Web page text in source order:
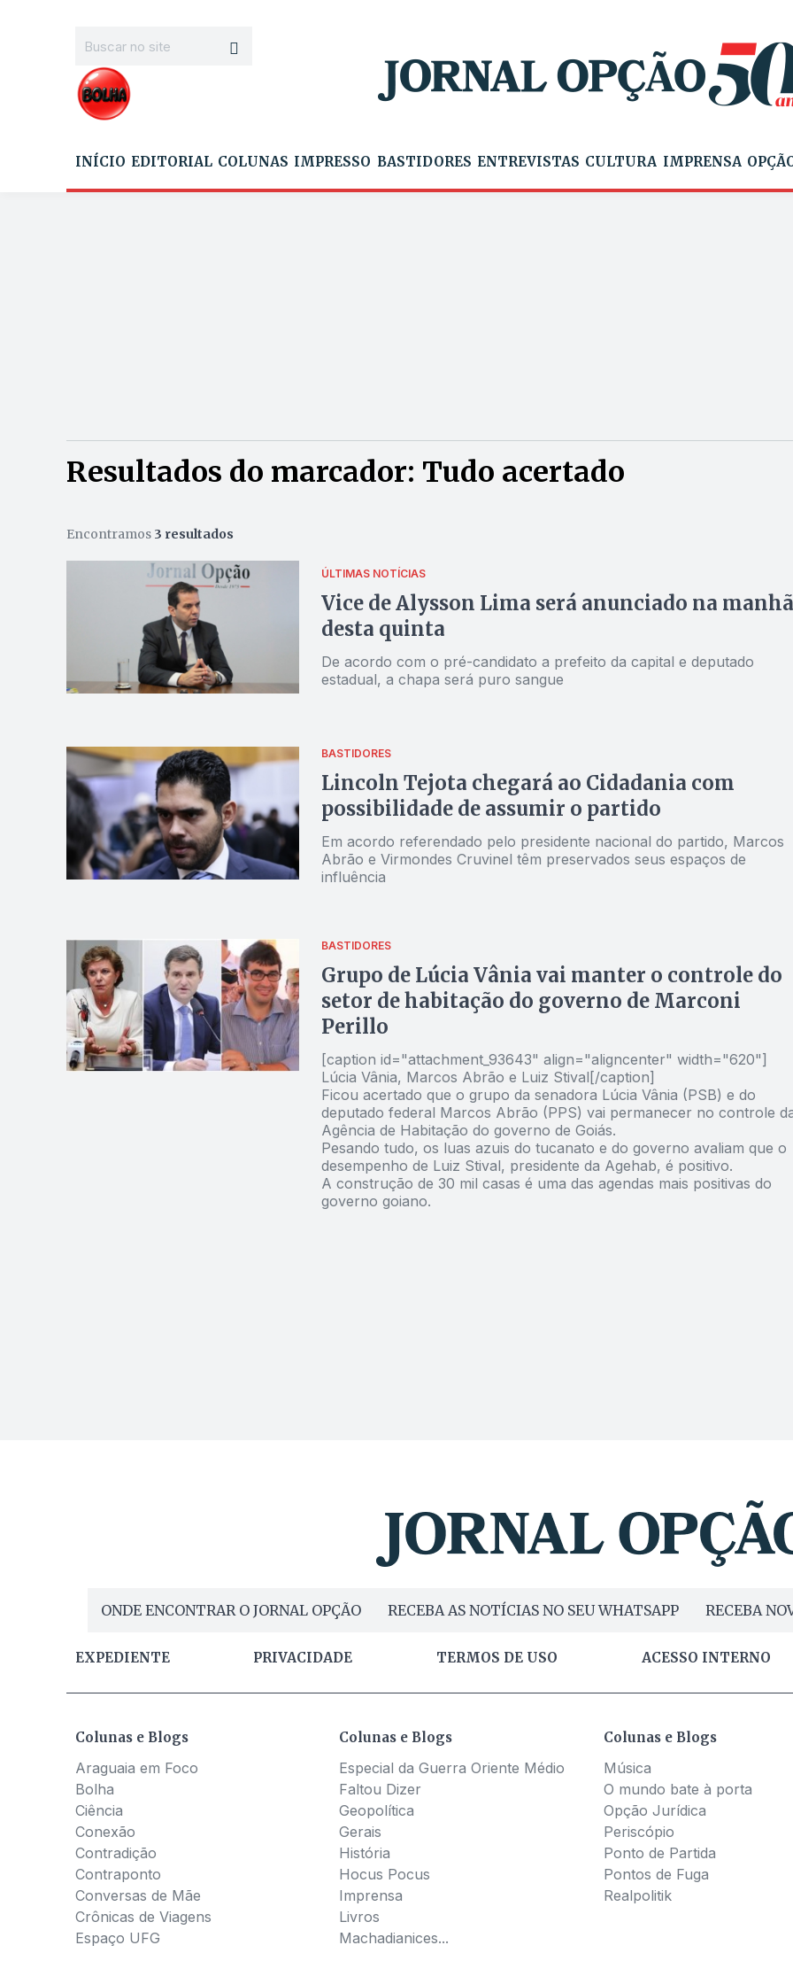
INÍCIO EDITORIAL COLUNAS IMPRESSO BASTIDORES ENTREVISTAS CULTURA IMPRENSA
Resultados do marcador: Tudo acertado
Encontramos 3 resultados
ÚLTIMAS NOTÍCIAS
Vice de Alysson Lima será anunciado na manhã
desta quinta
De acordo com o pré-candidato a prefeito da capital e deputado
estadual, a chapa será puro sangue
BASTIDORES
Lincoln Tejota chegará ao Cidadania com
possibilidade de assumir o partido
Em acordo referendado pelo presidente nacional do partido, Marcos
Abrão e Virmondes Cruvinel têm preservados seus espaços de
influência
BASTIDORES
Grupo de Lúcia Vânia vai manter o controle do
setor de habitação do governo de Marconi
Perillo
[caption id="attachment_93643" align="aligncenter" width="620"]
Lúcia Vânia, Marcos Abrão e Luiz Stival[/caption]
Ficou acertado que o grupo da senadora Lúcia Vânia (PSB) e do
deputado federal Marcos Abrão (PPS) vai permanecer no controle
Agência de Habitação do governo de Goiás.
Pesando tudo, os luas azuis do tucanato e do governo avaliam que o
desempenho de Luiz Stival, presidente da Agehab, é positivo.
A construção de 30 mil casas é uma das agendas mais positivas do
governo goiano.
ONDE ENCONTRAR O JORNAL OPÇÃO RECEBA AS NOTÍCIAS NO SEU WHATSAPP RECEBA
EXPEDIENTE PRIVACIDADE TERMOS DE USO ACESSO INTERNO
Colunas e Blogs
Araguaia em Foco
Bolha
Ciência
Conexão
Contradição
Contraponto
Conversas de Mãe
Crônicas de Viagens
Espaço UFG
Colunas e Blogs
Especial da Guerra Oriente Médio
Faltou Dizer
Geopolítica
Gerais
História
Hocus Pocus
Imprensa
Livros
Machadianices...
Colunas e Blogs
Música
O mundo bate à porta
Opção Jurídica
Periscópio
Ponto de Partida
Pontos de Fuga
Realpolitik